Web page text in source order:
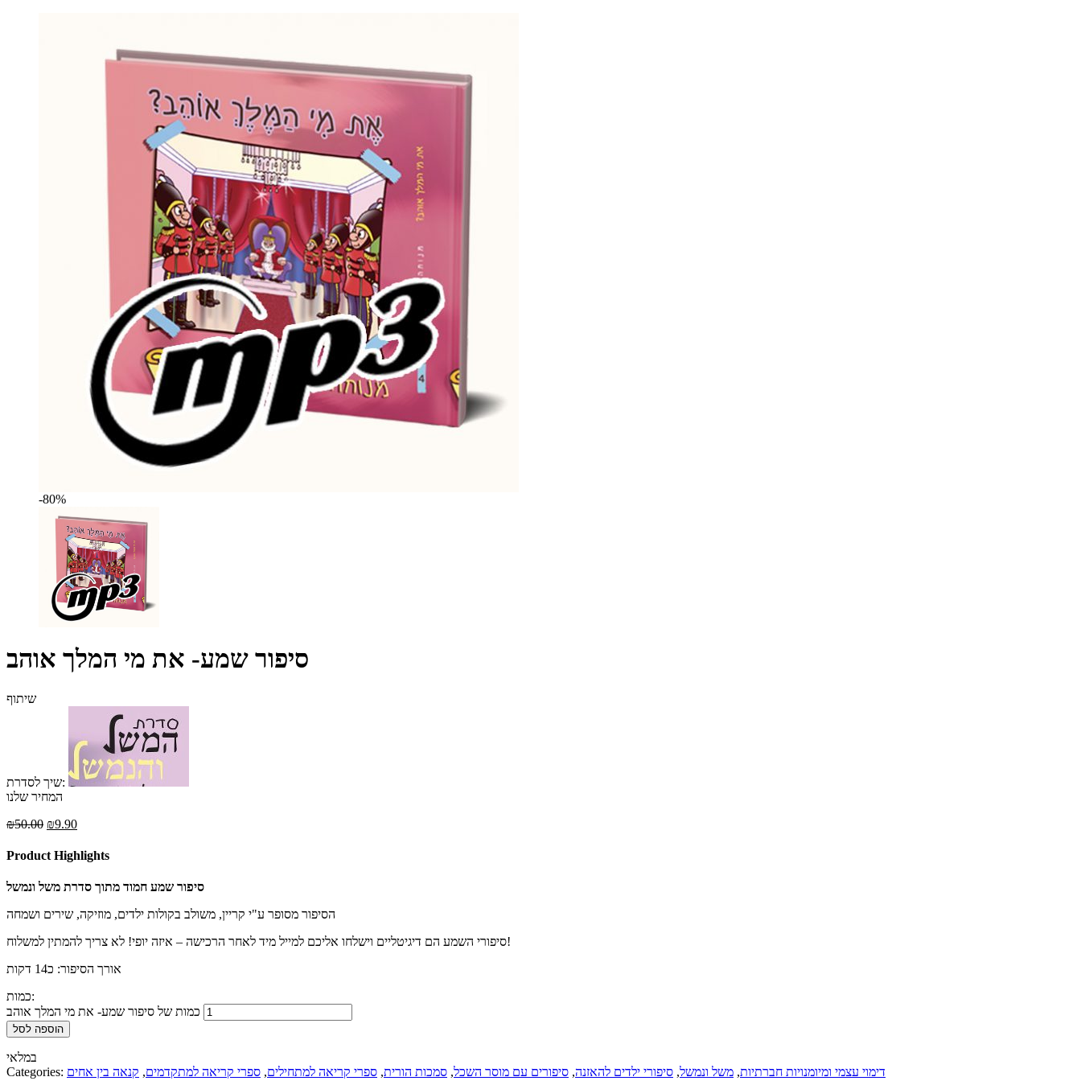
-80%
סיפור שמע- את מי המלך אוהב
שיתוף
שיך לסדרת:
המחיר שלנו
₪50.00 ₪9.90
Product Highlights
סיפור שמע חמוד מתוך סדרת משל ונמשל
הסיפור מסופר ע"י קריין, משולב בקולות ילדים, מוזיקה, שירים ושמחה
סיפורי השמע הם דיגיטליים וישלחו אליכם למייל מיד לאחר הרכישה – איזה יופי! לא צריך להמתין למשלוח!
אורך הסיפור: כ14 דקות
כמות:
כמות של סיפור שמע- את מי המלך אוהב
הוספה לסל
במלאי
Categories:
דימוי עצמי ומיומנויות חברתיות, משל ונמשל, סיפורי ילדים להאזנה, סיפורים עם מוסר השכל, סמכות הורית, ספרי קריאה למתחילים, ספרי קריאה למתקדמים, קנאה בין אחים